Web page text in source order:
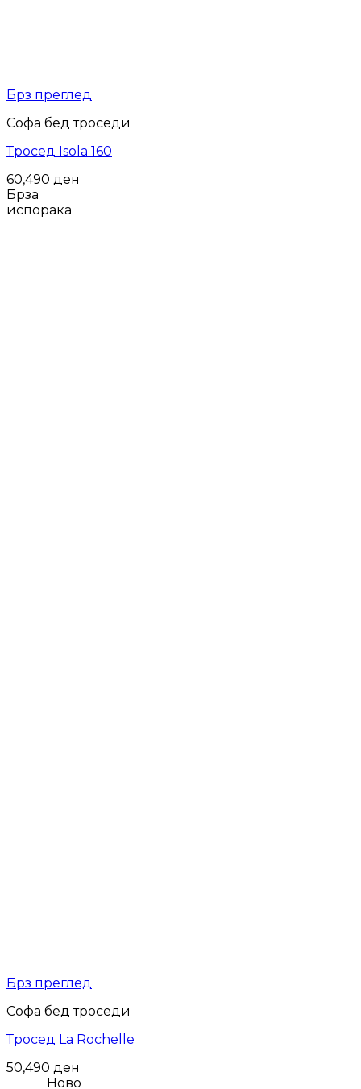
Брз преглед
Софа бед троседи
Тросед Isola 160
60,490 ден
Брза
испорака
Брз преглед
Софа бед троседи
Тросед La Rochelle
50,490 ден
Ново